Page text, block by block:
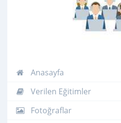
Anasayfa
Verilen Eğitimler
Fotoğraflar